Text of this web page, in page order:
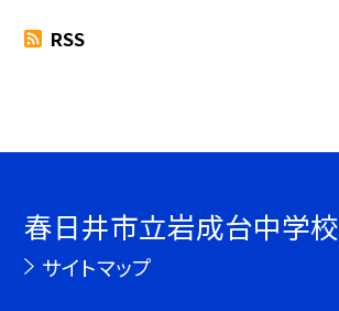
RSS
春日井市立岩成台中学校
サイトマップ